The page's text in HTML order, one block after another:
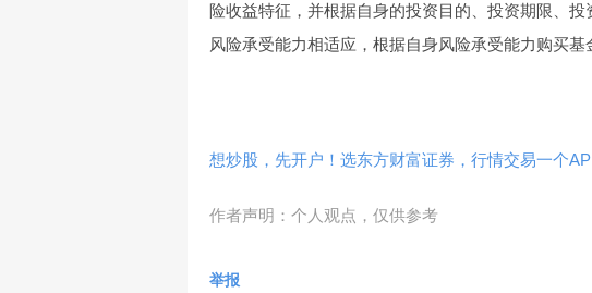
险收益特征，并根据自身的投资目的、投资期限、
风险承受能力相适应，根据自身风险承受能力购买基
想炒股，先开户！选东方财富证券，行情交易一个
作者声明：个人观点，仅供参考
举报